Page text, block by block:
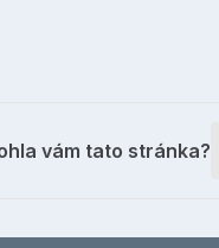
vám tato stránka?